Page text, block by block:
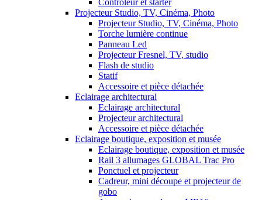
Contrôleur et starter
Projecteur Studio, TV, Cinéma, Photo
Projecteur Studio, TV, Cinéma, Photo
Torche lumière continue
Panneau Led
Projecteur Fresnel, TV, studio
Flash de studio
Statif
Accessoire et pièce détachée
Eclairage architectural
Eclairage architectural
Projecteur architectural
Accessoire et pièce détachée
Eclairage boutique, exposition et musée
Eclairage boutique, exposition et musée
Rail 3 allumages GLOBAL Trac Pro
Ponctuel et projecteur
Cadreur, mini découpe et projecteur de
gobo